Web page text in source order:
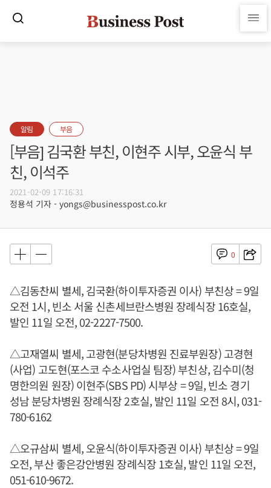
알림 부음
[부음] 김국환 부친, 이현주 시부, 오윤식 부
친, 이석주
2021-02-09 17:16:31
정용석 기자 - yongs@businesspost.co.kr
0
△김동찬씨 별세, 김국환(하이투자증권 이사) 부친상 = 9일
오전 1시, 빈소 서울 신촌세브란스병원 장례식장 16호실,
발인 11일 오전, 02-2227-7500.
△고재열씨 별세, 고광현(분당차병원 진료부원장) 고경현
(사업) 고도현(포스코 수소사업실 팀장) 부친상, 김수미(청
명한의원 원장) 이현주(SBS PD) 시부상 = 9일, 빈소 경기
성남 분당차병원 장례식장 2호실, 발인 11일 오전 8시, 031-
780-6162
△오규삼씨 별세, 오윤식(하이투자증권 이사) 부친상 = 9일
오전, 부산 좋은강안병원 장례식장 1호실, 발인 11일 오전,
051-610-9672.